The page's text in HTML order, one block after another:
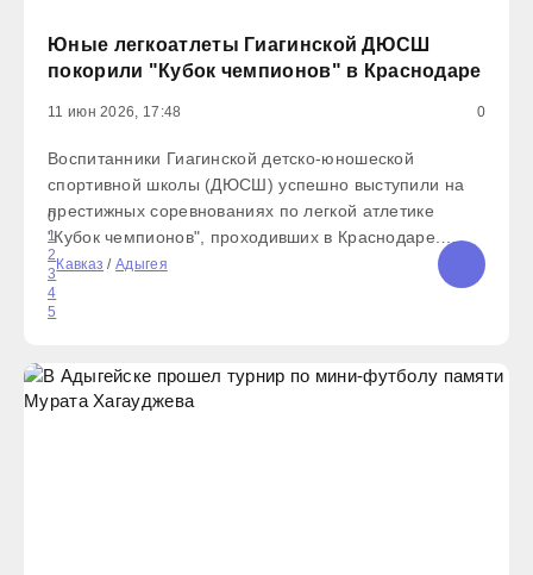
Юные легкоатлеты Гиагинской ДЮСШ
покорили "Кубок чемпионов" в Краснодаре
11 июн 2026, 17:48 0
Воспитанники Гиагинской детско-юношеской
спортивной школы (ДЮСШ) успешно выступили на
престижных соревнованиях по легкой атлетике
"Кубок чемпионов", проходивших в Краснодаре.
Глава Адыгеи Мурат Кумпилов отметил важность
развития детского спорта: "Наша задача –
предоставить детям
0
1
2
3
4
5
Кавказ /Адыгея